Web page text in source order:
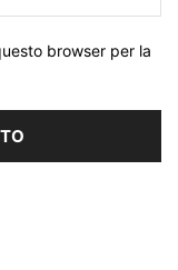
browser per la